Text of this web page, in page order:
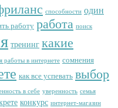
способности один
работу работа поиск
тренинг какие
работы в интернете сомнения
как все успевать выбор
в себе уверенность семья
конкурс интернет-магазин